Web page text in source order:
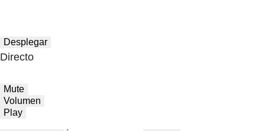
Desplegar
Directo
Mute
Volumen
Play